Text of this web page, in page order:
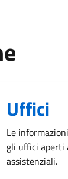
Uffici
Le
gli uffici aperti
assistenziali.